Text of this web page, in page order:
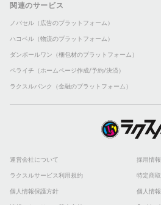
関連のサービス
ノバセル（広告のプラットフォーム）
ハコベル（物流のプラットフォーム）
ダンボールワン（梱包材のプラットフォーム）
ペライチ（ホームページ作成/予約/決済）
ラクスルバンク（金融のプラットフォーム）
運営会社について 採用情報
ラクスルサービス利用規約 特定商
個人情報保護方針 個人情